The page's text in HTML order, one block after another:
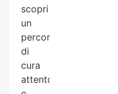
scopri
un
percorso
di
cura
attento